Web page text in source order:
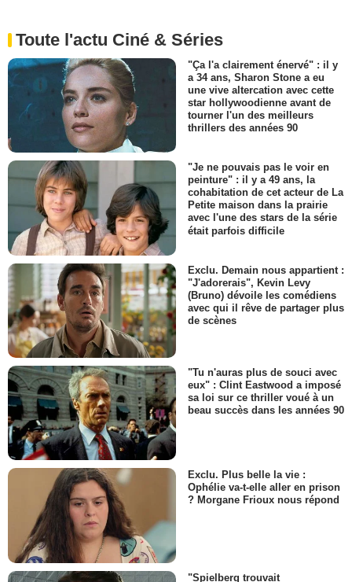
Toute l'actu Ciné & Séries
"Ça l'a clairement énervé" : il y
a 34 ans, Sharon Stone a eu
une vive altercation avec cette
star hollywoodienne avant de
tourner l'un des meilleurs
thrillers des années 90
"Je ne pouvais pas le voir en
peinture" : il y a 49 ans, la
cohabitation de cet acteur de La
Petite maison dans la prairie
avec l'une des stars de la série
était parfois difficile
Exclu. Demain nous appartient :
"J'adorerais", Kevin Levy
(Bruno) dévoile les comédiens
avec qui il rêve de partager plus
de scènes
"Tu n'auras plus de souci avec
eux" : Clint Eastwood a imposé
sa loi sur ce thriller voué à un
beau succès dans les années 90
Exclu. Plus belle la vie :
Ophélie va-t-elle aller en prison
? Morgane Frioux nous répond
"Spielberg trouvait